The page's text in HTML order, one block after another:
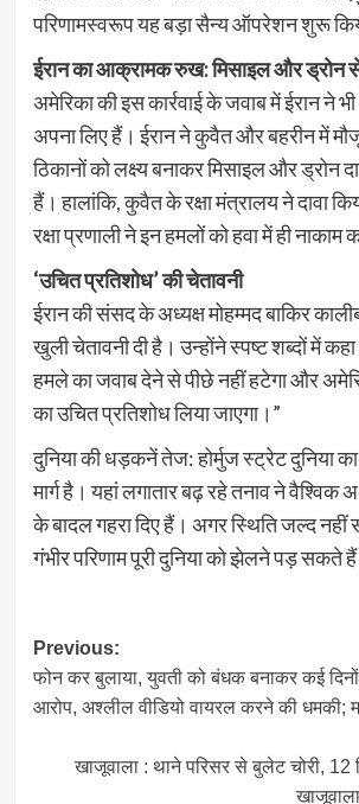
परिणामस्वरूप यह बड़ा सैन्य ऑपरेशन शुरू
ईरान का आक्रामक रुख: मिसाइल और ड्रोन
अमेरिका की इस कार्रवाई के जवाब में ईरान ने
अपना लिए हैं। ईरान ने कुवैत और बहरीन में
ठिकानों को लक्ष्य बनाकर मिसाइल और ड्रोन
हैं। हालांकि, कुवैत के रक्षा मंत्रालय ने दावा
रक्षा प्रणाली ने इन हमलों को हवा में ही नाकाम
‘उचित प्रतिशोध’ की चेतावनी
ईरान की संसद के अध्यक्ष मोहम्मद बाकिर
खुली चेतावनी दी है। उन्होंने स्पष्ट शब्दों में
हमले का जवाब देने से पीछे नहीं हटेगा और
का उचित प्रतिशोध लिया जाएगा।”
दुनिया की धड़कनें तेज: होर्मुज स्ट्रेट दुनिया
मार्ग है। यहां लगातार बढ़ रहे तनाव ने वैश्विक
के बादल गहरा दिए हैं। अगर स्थिति जल्द
गंभीर परिणाम पूरी दुनिया को झेलने पड़ सकते
Post
navigation
Previous:
फोन कर बुलाया, युवती को बंधक बनाकर कई
आरोप, अश्लील वीडियो वायरल करने की धमकी;
खाजूवाला : थाने परिसर से बुलेट चोरी, 12